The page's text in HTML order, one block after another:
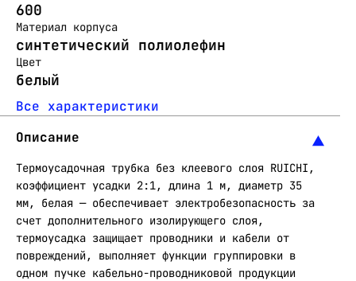
600
Материал корпуса
синтетический полиолефин
Цвет
белый
Все характеристики
Описание
Термоусадочная трубка без клеевого слоя RUICHI,
коэффициент усадки 2:1, длина 1 м, диаметр 35
мм, белая — обеспечивает электробезопасность за
счет дополнительного изолирующего слоя,
термоусадка защищает проводники и кабели от
повреждений, выполняет функции группировки в
одном пучке кабельно-проводниковой продукции